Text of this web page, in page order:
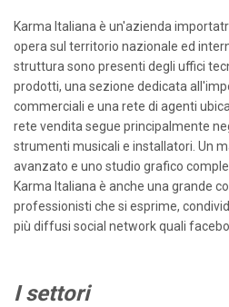
Karma Italiana è un'azienda
opera sul territorio nazionale ed
struttura sono presenti degli uffici
prodotti, una sezione dedicata
commerciali e una rete di agenti
rete vendita segue principalmente
strumenti musicali e installatori. Un
avanzato e uno studio grafico
Karma Italiana è anche una grande
professionisti che si esprime,
più diffusi social network quali
I settori